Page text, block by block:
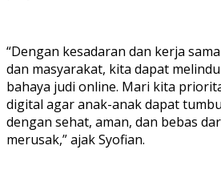
“Dengan kesadaran dan kerja
dan masyarakat, kita dapat
bahaya judi online. Mari kita
digital agar anak-anak dapat
dengan sehat, aman, dan bebas
merusak,” ajak Syofian.